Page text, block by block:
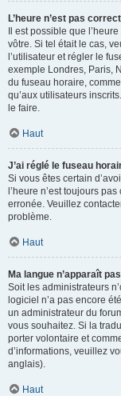
L’heure n’est pas
Il est possible que
vôtre. Si tel était le cas,
l’utilisateur et régler le
exemple Londres, Paris,
du fuseau horaire,
qu’aux utilisateurs
le faire.
Haut
J’ai réglé le fuseau
Si vous êtes certain
l’heure n’est toujours
erronée. Veuillez
problème.
Haut
Ma langue n’apparaît
Soit les administrateurs
logiciel n’a pas encore
un administrateur du
vous souhaitez. Si la
porter volontaire et
d’informations, veuillez
anglais).
Haut